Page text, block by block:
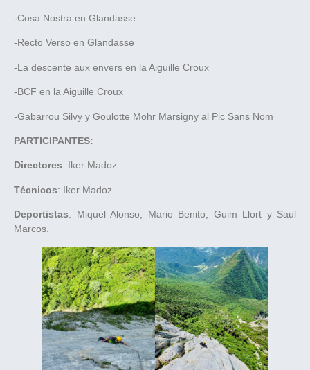
-Cosa Nostra en Glandasse
-Recto Verso en Glandasse
-La descente aux envers en la Aiguille Croux
-BCF en la Aiguille Croux
-Gabarrou Silvy y Goulotte Mohr Marsigny al Pic Sans Nom
PARTICIPANTES:
Directores: Iker Madoz
Técnicos: Iker Madoz
Deportistas: Miquel Alonso, Mario Benito, Guim Llort y Saul
Marcos.